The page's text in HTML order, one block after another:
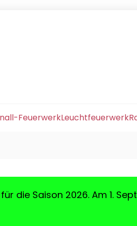
FeuerwerkLeuchtfeuerwerk
die Saison 2026. Am 1.